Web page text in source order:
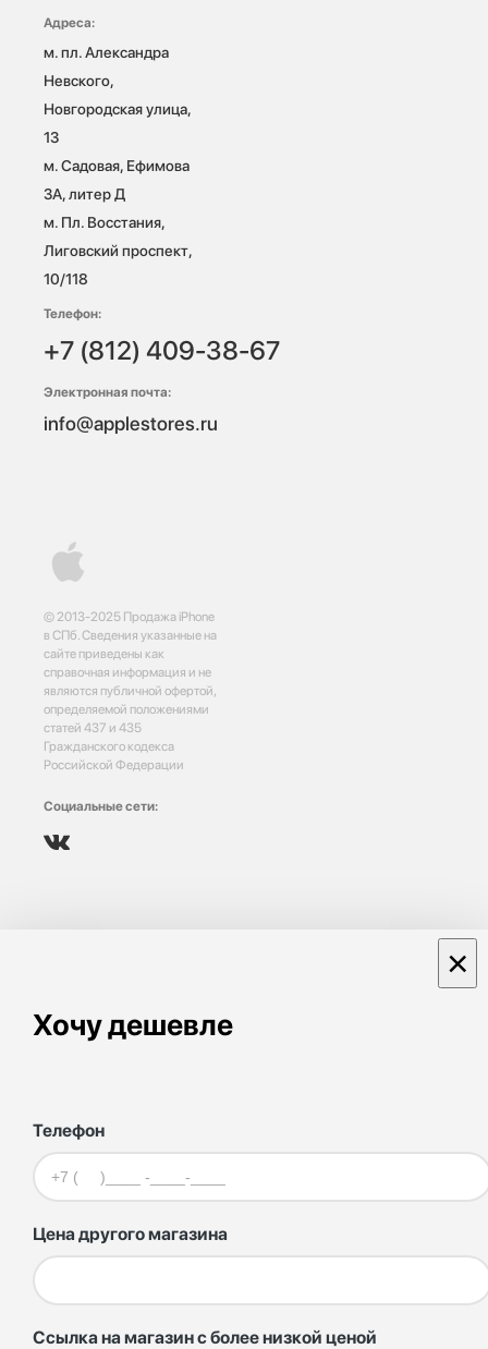
© 2013-2025 Продажа iPhone
в СПб. Сведения указанные на
сайте приведены как
справочная информация и не
являются публичной офертой,
определяемой положениями
статей 437 и 435
Гражданского кодекса
Российской Федерации
Социальные сети:
Адреса:
м. пл. Александра
Невского,
Новгородская улица,
13
м. Садовая, Ефимова
3А, литер Д
м. Пл. Восстания,
Лиговский проспект,
10/118
Телефон:
+7 (812) 409-38-67
Электронная почта:
info@applestores.ru
Хочу дешевле
×
Телефон
Цена другого магазина
Ссылка на магазин с более низкой ценой